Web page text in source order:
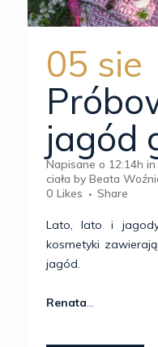
05 sie
jagód
Napisane o 12:14h in
ciała by Beata
0 Likes Share
Lato, lato i
kosmetyki
jagód.
Renata...